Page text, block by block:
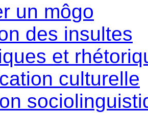
un môgo
des insultes
et
culturelle